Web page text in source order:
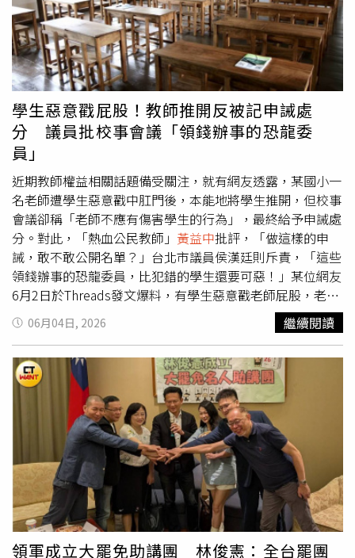
學生惡意戳屁股！教師推開反被記申誡處
分 議員批校事會議「領錢辦事的恐龍委
員」
近期教師權益相關話題備受關注，就有網友透露，某國小一
名老師遭學生惡意戳中肛門後，本能地將學生推開，但校事
會議卻稱「老師不應有傷害學生的行為」，最終給予申誡處
分。對此，「熱血公民教師」 黃益中批評，「做這樣的申
誡，敢不敢公開名單？」台北市議員侯漢廷則斥責，「這些
領錢辦事的恐龍委員，比犯錯的學生還要可惡！」某位網友
6月2日於Threads發文爆料，有學生惡意戳老師屁股，老師
本能推開，應屬於正當防衛，但校事會議調查結果卻認為，
「即使是故意戳屁股，甚至是戳中肛門，身為老師還是不應
有傷害學生的行為」，認定老師違反了教師考核辦法。對
此，黃益中轉發該貼文並指出，相關公文顯示，該案中訪談
的5位同班學生一致描述，犯案學生是故意戳老師屁股，並
有3位同班學生描述，有聽到犯案學生有先問旁邊同學要不
要戳老師屁股，後續調查小組認為，老師不應有傷害學生的
行為，認定老師的行為符合稱「教師考核辦法」第6條第2項
第6款，該名教師依規定須遭記申誡處分1次。
黃益中
道，「我是真心想問，到底是哪個學校的校事會議？到底是
哪裡請來的委員？做這樣的申誡，敢不敢公開名單？」貼文
曝光後，不少鄉民紛紛在底下留言，「老師應該可以告學生
性騷擾」、「做出這種決定的到底是誰？大家去戳戳看他好
06月04日, 2026 繼續閱讀
領軍成立大罷免助講團 林俊憲：全台罷團